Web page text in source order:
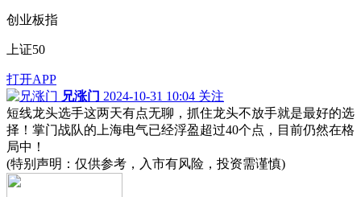
创业板指
上证50
打开APP
兄涨门 2024-10-31 10:04 关注
短线龙头选手这两天有点无聊，抓住龙头不放手就是最好的选
择！掌门战队的上海电气已经浮盈超过40个点，目前仍然在格
局中！
(特别声明：仅供参考，入市有风险，投资需谨慎)